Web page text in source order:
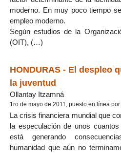
moderno. En muy poco tiempo
empleo moderno.
Según estudios de la
(OIT), (…)
HONDURAS - El despleo
la juventud
Ollantay Itzamná
1ro de mayo de 2011, puesto en línea
La crisis financiera mundial que
la especulación de unos
está generando
humanidad que aún no